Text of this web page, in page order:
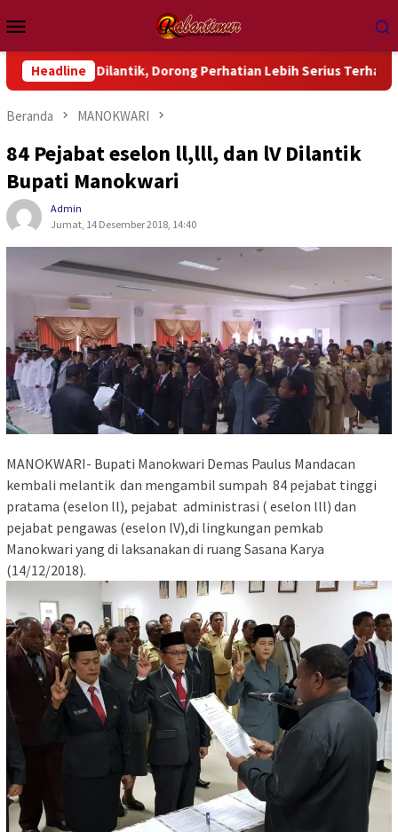
ke
kontenMobile
Headline
Dorong Perhatian Lebih Serius Terhadap Isu Aktual Papua
Beranda MANOKWARI
84 Pejabat eselon ll,lll, dan lV Dilantik
Bupati Manokwari
Admin
Jumat, 14 Desember 2018, 14:40
MANOKWARI- Bupati Manokwari Demas Paulus Mandacan
kembali melantik dan mengambil sumpah 84 pejabat tinggi
pratama (eselon ll), pejabat administrasi ( eselon lll) dan
pejabat pengawas (eselon lV),di lingkungan pemkab
Manokwari yang di laksanakan di ruang Sasana Karya
(14/12/2018).